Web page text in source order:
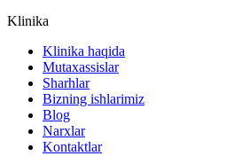
Klinika
Klinika haqida
Mutaxassislar
Sharhlar
Bizning ishlarimiz
Blog
Narxlar
Kontaktlar